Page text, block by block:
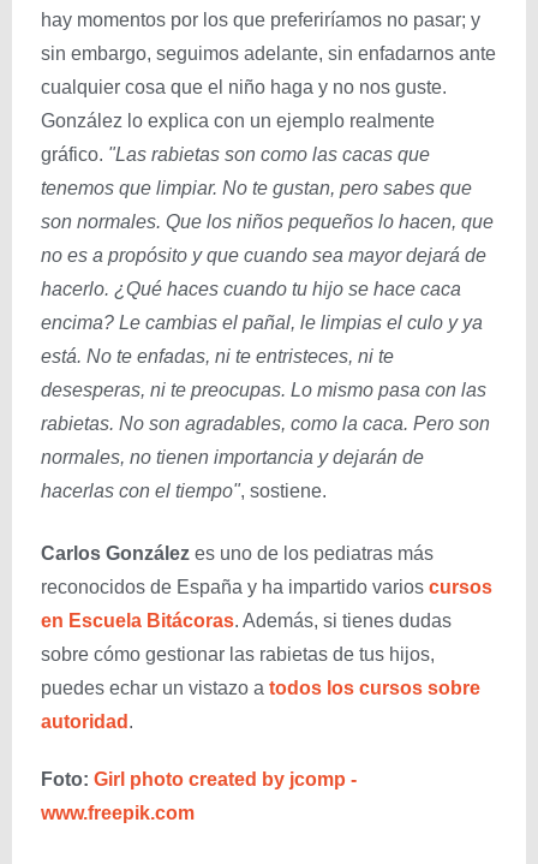
hay momentos por los que preferiríamos no pasar; y
sin embargo, seguimos adelante, sin enfadarnos ante
cualquier cosa que el niño haga y no nos guste.
González lo explica con un ejemplo realmente
gráfico. "Las rabietas son como las cacas que
tenemos que limpiar. No te gustan, pero sabes que
son normales. Que los niños pequeños lo hacen, que
no es a propósito y que cuando sea mayor dejará de
hacerlo. ¿Qué haces cuando tu hijo se hace caca
encima? Le cambias el pañal, le limpias el culo y ya
está. No te enfadas, ni te entristeces, ni te
desesperas, ni te preocupas. Lo mismo pasa con las
rabietas. No son agradables, como la caca. Pero son
normales, no tienen importancia y dejarán de
hacerlas con el tiempo", sostiene.
Carlos González es uno de los pediatras más
reconocidos de España y ha impartido varios cursos
en Escuela Bitácoras. Además, si tienes dudas
sobre cómo gestionar las rabietas de tus hijos,
puedes echar un vistazo a todos los cursos sobre
autoridad .
Foto: Girl photo created by jcomp -
www.freepik.com